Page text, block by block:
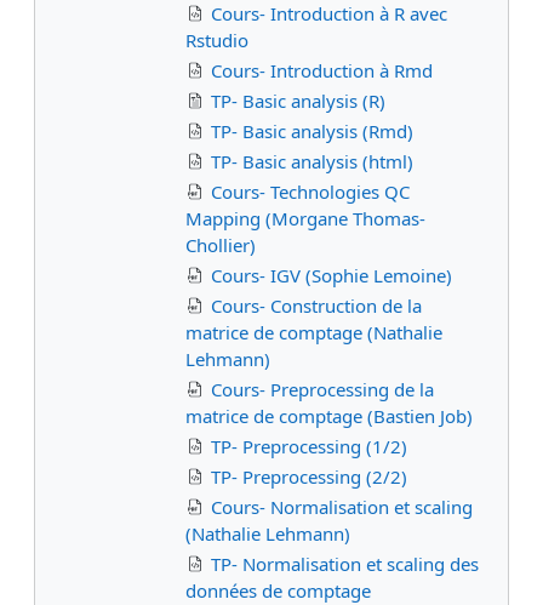
Cours- Introduction à R avec
Rstudio
Cours- Introduction à Rmd
TP- Basic analysis (R)
TP- Basic analysis (Rmd)
TP- Basic analysis (html)
Cours- Technologies QC
Mapping (Morgane Thomas-
Chollier)
Cours- IGV (Sophie Lemoine)
Cours- Construction de la
matrice de comptage (Nathalie
Lehmann)
Cours- Preprocessing de la
matrice de comptage (Bastien Job)
TP- Preprocessing (1/2)
TP- Preprocessing (2/2)
Cours- Normalisation et scaling
(Nathalie Lehmann)
TP- Normalisation et scaling des
données de comptage